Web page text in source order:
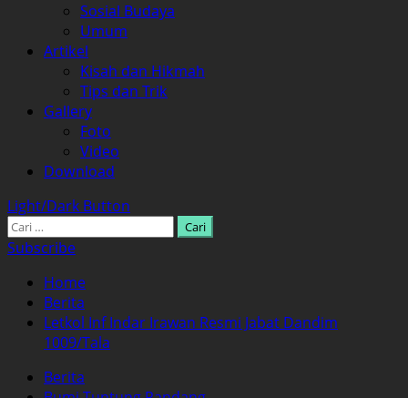
Sosial Budaya
Umum
Artikel
Kisah dan Hikmah
Tips dan Trik
Gallery
Foto
Video
Download
Light/Dark Button
Cari
untuk:
Subscribe
Home
Berita
Letkol Inf Indar Irawan Resmi Jabat Dandim
1009/Tala
Berita